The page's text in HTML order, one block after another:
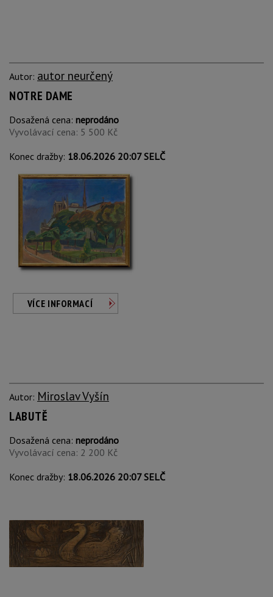
Autor: autor neurčený
NOTRE DAME
Dosažená cena: neprodáno
Vyvolávací cena: 5 500 Kč
Konec dražby: 18.06.2026 20:07 SELČ
VÍCE INFORMACÍ
Autor: Miroslav Vyšín
LABUTĚ
Dosažená cena: neprodáno
Vyvolávací cena: 2 200 Kč
Konec dražby: 18.06.2026 20:07 SELČ